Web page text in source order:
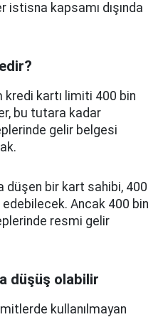
istisna kapsamı dışında
kartı limiti 400 bin
bu tutara kadar
gelir belgesi
düşen bir kart sahibi, 400
Ancak 400 bin
resmi gelir
düşüş olabilir
kullanılmayan